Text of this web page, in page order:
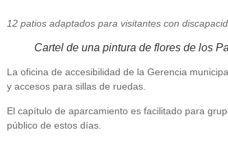
12 patios adaptados para visitantes con
Cartel de una pintura de flores de los
La oficina de accesibilidad de la Gerencia
y accesos para sillas de ruedas.
El capítulo de aparcamiento es facilitado para
público de estos días.